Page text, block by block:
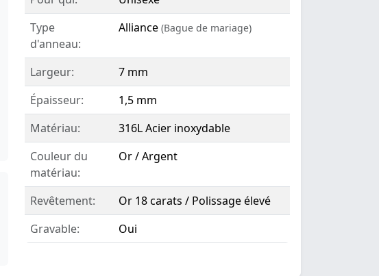
Type
d'anneau:
Alliance (Bague de mariage)
Largeur:
7 mm
Épaisseur:
1,5 mm
Matériau:
316L Acier inoxydable
Couleur du
matériau:
Or / Argent
Revêtement:
Or 18 carats / Polissage élevé
Gravable:
Oui